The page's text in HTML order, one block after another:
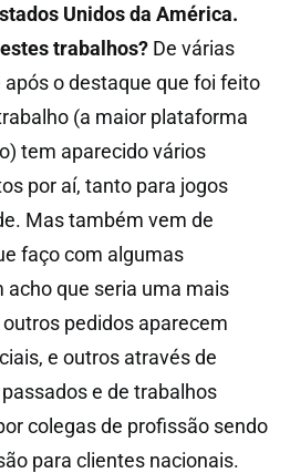
Unidos da América.
trabalhos? De várias
o destaque que foi feito
(a maior plataforma
tem aparecido vários
por aí, tanto para jogos
Mas também vem de
faço com algumas
acho que seria uma mais
pedidos aparecem
e outros através de
e de trabalhos
colegas de profissão sendo
para clientes nacionais.